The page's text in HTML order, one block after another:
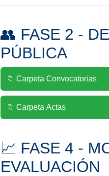
👥 FASE 2 -
PÚBLICA
📁 Carpeta Convocatorias
📁 Carpeta Actas
📈 FASE 4 -
EVALUACIÓN